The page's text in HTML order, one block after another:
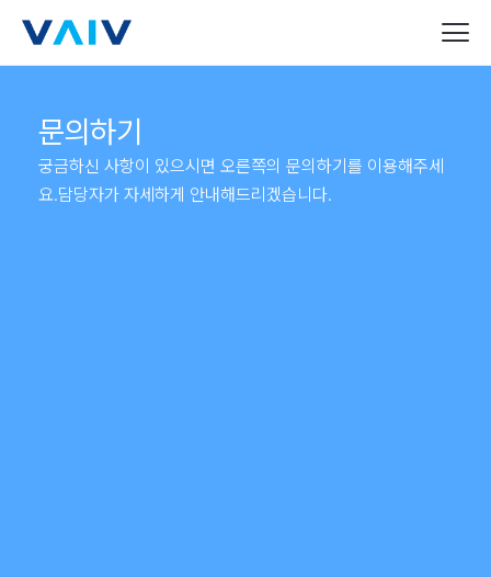
문의하기
궁금하신 사항이 있으시면 오른쪽의 문의하기를 이용해주세
요.담당자가 자세하게 안내해드리겠습니다.